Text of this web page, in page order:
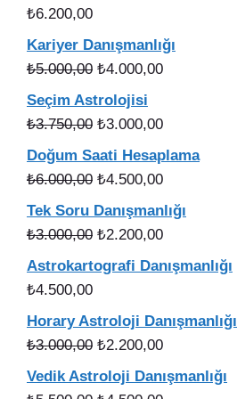
₺6.200,00
Kariyer Danışmanlığı
₺5.000,00 Orijinal
fiyat:
₺5.000,00.
₺4.000,00Şu
fiyat:
Seçim Astrolojisi
₺3.750,00 Orijinal
fiyat:
₺3.750,00.
₺3.000,00Şu
andaki
fiyat:
Doğum Saati Hesaplama
₺6.000,00 Orijinal
fiyat:
₺6.000,00.
₺4.500,00Şu
andaki
fiyat:
Tek Soru Danışmanlığı
₺3.000,00 Orijinal
fiyat:
₺2.200,00Şu
Astrokartografi Danışmanlığı
₺4.500,00
Horary Astroloji Danışmanlığı
₺3.000,00 Orijinal
fiyat:
₺3.000,00.
₺2.200,00Şu
fiyat:
Vedik Astroloji Danışmanlığı